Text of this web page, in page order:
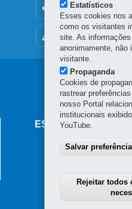
MAPA DO SITE
OUVIDORIA
Navegação
principal
ESCOLA DE
Rua Doutor Dante
82821-016-
Estatísticos
Esses cookies nos
como os visitantes
site. As
anonimamente, não
visitante.
Propaganda
Cookies de
rastrear
nosso Portal
institucionais
YouTube.
Salvar
Rejeitar todos